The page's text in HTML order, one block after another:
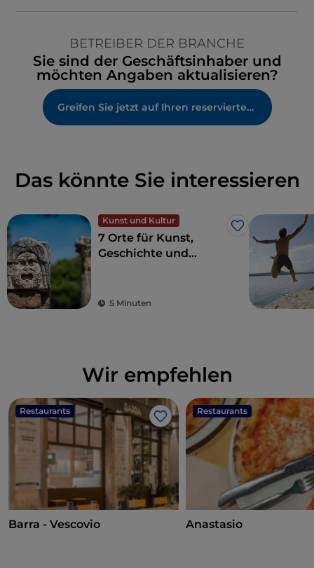
BETREIBER DER BRANCHE
Sie sind der Geschäftsinhaber und
möchten Angaben aktualisieren?
Greifen Sie jetzt auf Ihren reservierten Bereich zu
Das könnte Sie interessieren
Kunst und Kultur
Like
7 Orte für Kunst,
Geschichte und
5 Minuten
Wir empfehlen
Restaurants
Like
Barra - Vescovio
Restaurants
Anastasio